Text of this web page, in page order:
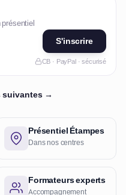
présentiel
S'inscrire
CB · PayPal · sécurisé
suivantes →
Présentiel Étampes
Dans nos centres
Formateurs experts
Accompagnement